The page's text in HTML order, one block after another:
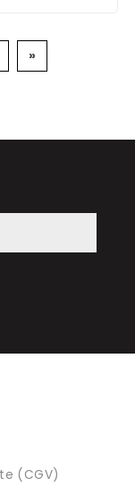
»
(CGV)